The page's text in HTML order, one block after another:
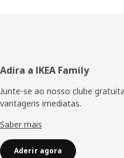
Rodapé
Adira a IKEA Family
Junte-se ao nosso clube
vantagens imediatas.
Saber mais
Aderir agora